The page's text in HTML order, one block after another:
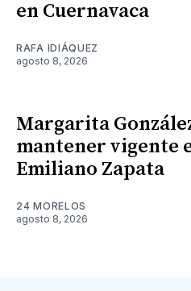
en Cuernavaca
RAFA IDIÁQUEZ
agosto 8, 2026
Margarita
mantener vigente
Emiliano Zapata
24 MORELOS
agosto 8, 2026